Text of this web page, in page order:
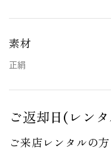
素材
正絹
ご返却日(レン
ご来店レンタルの方